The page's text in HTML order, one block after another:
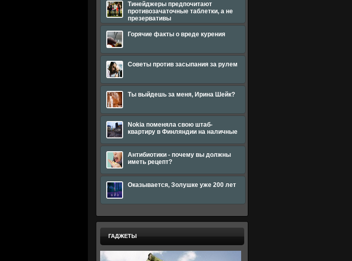
Тинейджеры предпочитают
противозачаточные таблетки, а не
презервативы
Горячие факты о вреде курения
Советы против засыпания за рулем
Ты выйдешь за меня, Ирина Шейк?
Nokia поменяла свою штаб-
квартиру в Финляндии на наличные
Антибиотики - почему вы должны
иметь рецепт?
Оказывается, Золушке уже 200 лет
ГАДЖЕТЫ